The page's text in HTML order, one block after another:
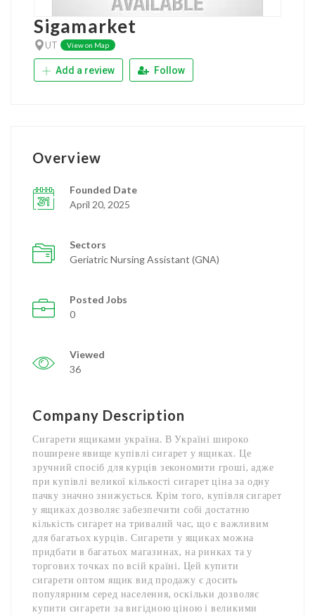
Sigamarket
UT View on Map
Add a review Follow
Overview
Founded Date
April 20, 2025
Sectors
Geriatric Nursing Assistant (GNA)
Posted Jobs
0
Viewed
36
Company Description
Сигарети ящиками україна. В Україні широко
поширене явище купівлі сигарет у ящиках. Це
зручний спосіб для курців зекономити гроші, адже
при купівлі великої кількості сигарет ціна за одну
пачку значно знижується. Крім того, купівля сигарет
у ящиках дозволяє забезпечити собі достатню
кількість сигарет на тривалий час, що є важливим
для багатьох курців. Сигарети у ящиках можна
придбати в багатьох магазинах, на ринках та у
торгових точках по всій країні. Цей купити
сигарети оптом ящик вид продажу є досить
популярним серед населення, оскільки дозволяє
купити сигарети за вигідною ціною і великими